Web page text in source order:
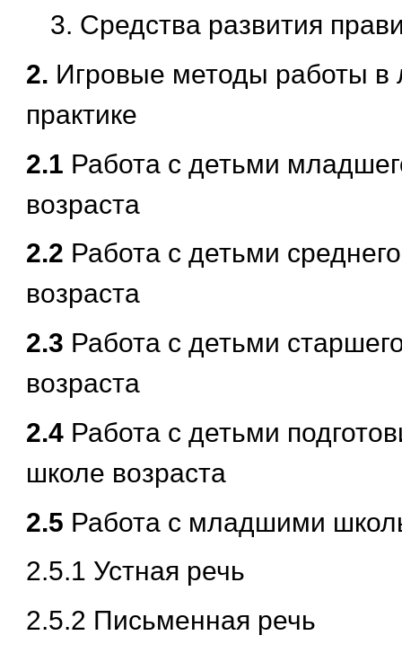
Средства развития
2. Игровые методы работы в
практике
2.1 Работа с детьми
возраста
2.2 Работа с детьми
возраста
2.3 Работа с детьми
возраста
2.4 Работа с детьми
школе возраста
2.5 Работа с младшими
2.5.1 Устная речь
2.5.2 Письменная речь